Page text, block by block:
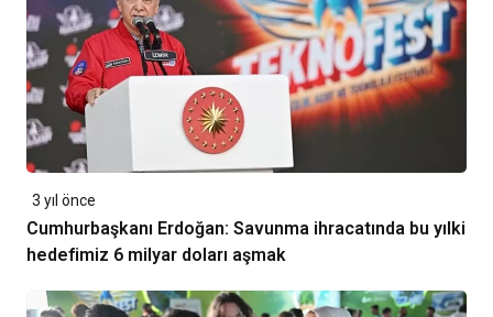
3 yıl önce
Cumhurbaşkanı Erdoğan: Savunma ihracatında bu yılki
hedefimiz 6 milyar doları aşmak